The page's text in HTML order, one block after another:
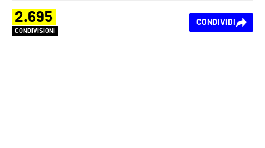
2.695
CONDIVISIONI
CONDIVIDI